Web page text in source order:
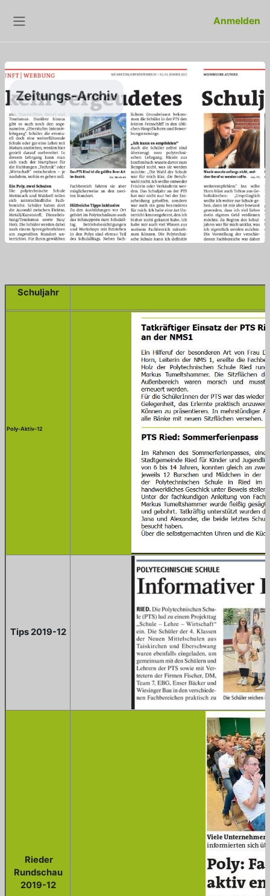
Anmelden
Zeitungs-Archiv
Schuljahr
Poly-Aktiv-12
Tips 2019-12
Rieder
Rundschau
2019-12